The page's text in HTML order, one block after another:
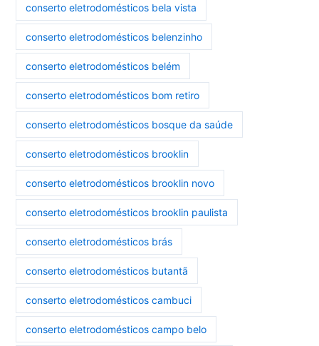
conserto eletrodomésticos bela vista
conserto eletrodomésticos belenzinho
conserto eletrodomésticos belém
conserto eletrodomésticos bom retiro
conserto eletrodomésticos bosque da saúde
conserto eletrodomésticos brooklin
conserto eletrodomésticos brooklin novo
conserto eletrodomésticos brooklin paulista
conserto eletrodomésticos brás
conserto eletrodomésticos butantã
conserto eletrodomésticos cambuci
conserto eletrodomésticos campo belo